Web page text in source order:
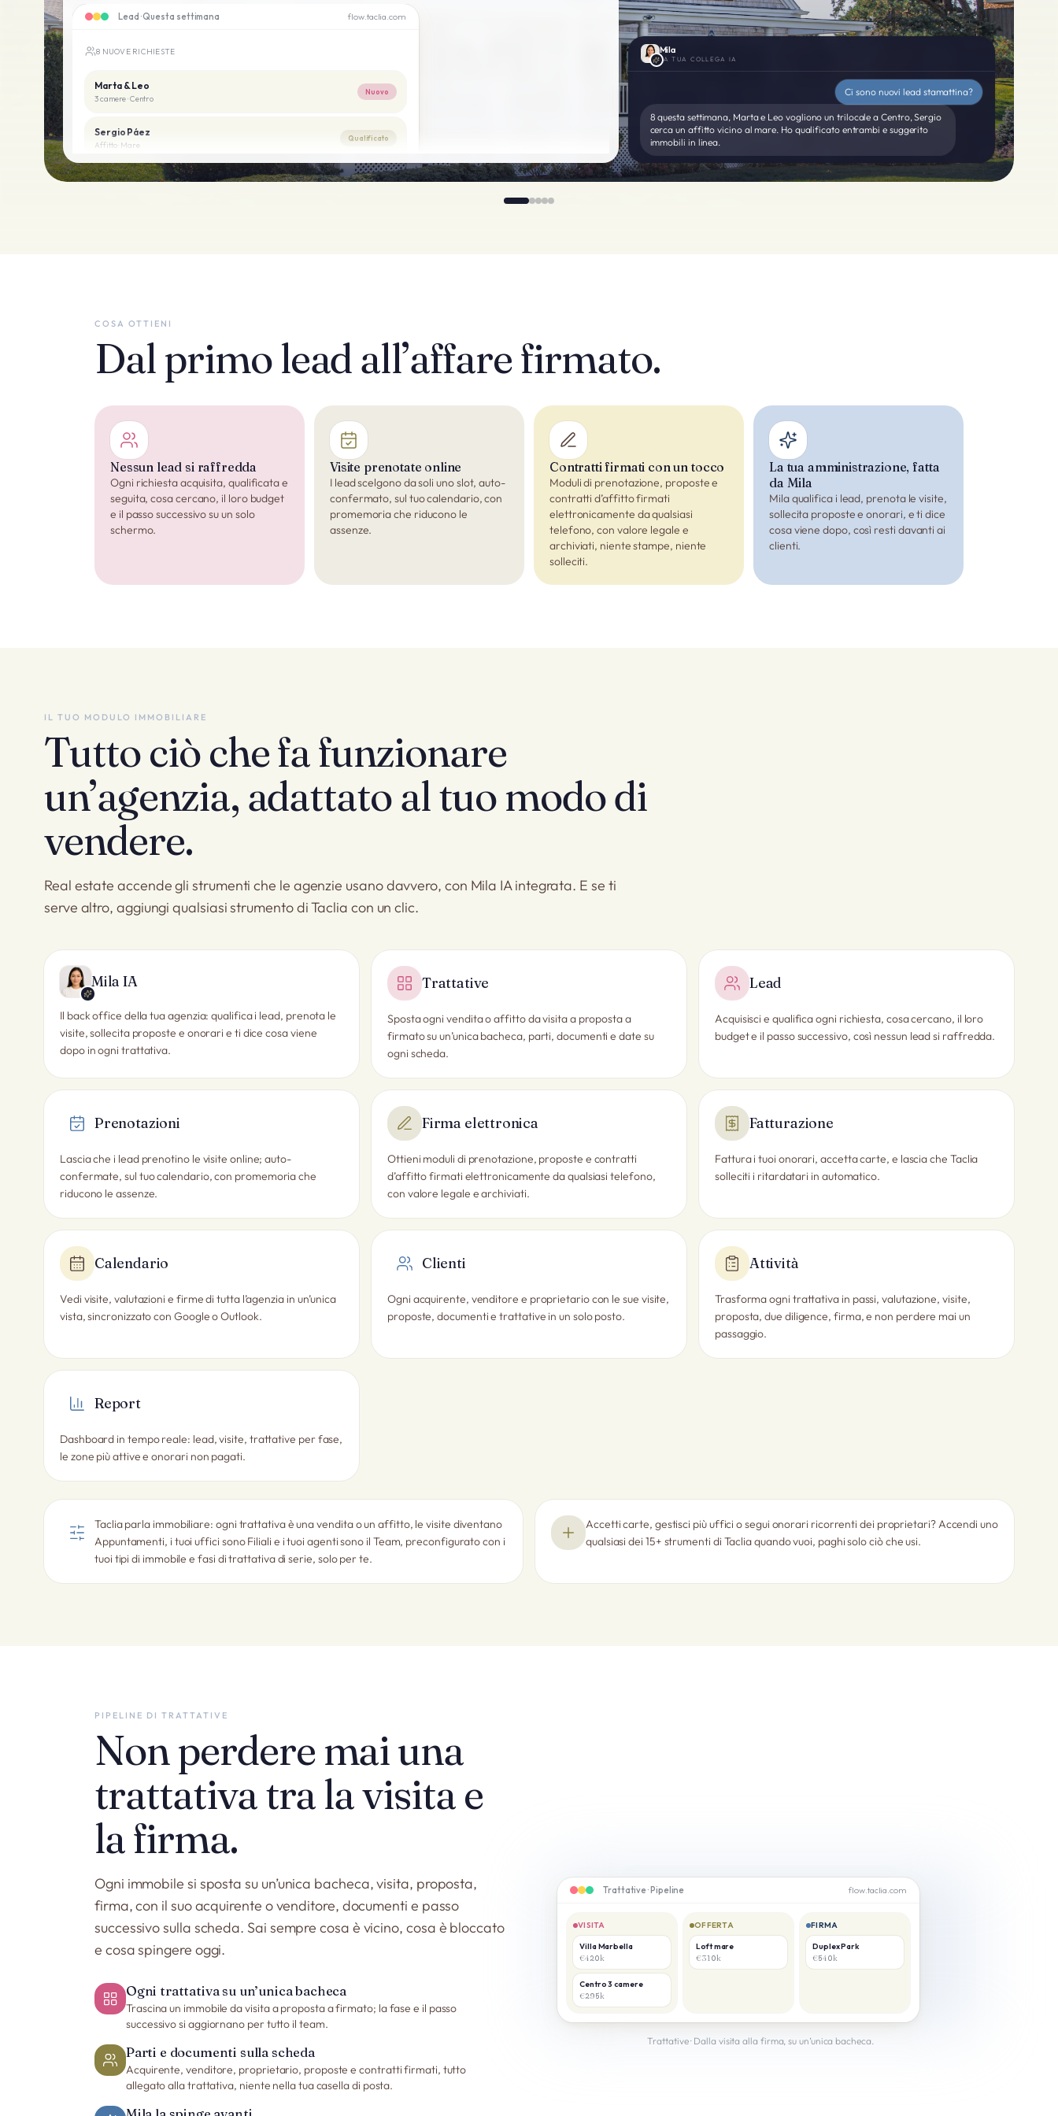
Lead · Questa settimana flow.taclia.com
8 NUOVE RICHIESTE
Marta & Leo
3 camere · Centro
Nuovo
Sergio Páez
Affitto · Mare
Qualificato
Nadia K.
Visita prenotata
Mila
LA TUA COLLEGA IA
Ci sono nuovi lead stamattina?
8 questa settimana, Marta e Leo vogliono un trilocale a Centro, Sergio
cerca un affitto vicino al mare. Ho qualificato entrambi e suggerito
immobili in linea.
COSA OTTIENI
Dal primo lead all’affare firmato.
Nessun lead si raffredda
Ogni richiesta acquisita, qualificata e
seguita, cosa cercano, il loro budget
e il passo successivo su un solo
schermo.
Visite prenotate online
I lead scelgono da soli uno slot, auto-
confermato, sul tuo calendario, con
promemoria che riducono le
assenze.
Contratti firmati con un tocco
Moduli di prenotazione, proposte e
contratti d’affitto firmati
elettronicamente da qualsiasi
telefono, con valore legale e
archiviati, niente stampe, niente
solleciti.
La tua amministrazione, fatta
da Mila
Mila qualifica i lead, prenota le visite,
sollecita proposte e onorari, e ti dice
cosa viene dopo, così resti davanti ai
clienti.
IL TUO MODULO IMMOBILIARE
Tutto ciò che fa funzionare
un’agenzia, adattato al tuo modo di
vendere.
Real estate accende gli strumenti che le agenzie usano davvero, con Mila IA integrata. E se ti
serve altro, aggiungi qualsiasi strumento di Taclia con un clic.
Mila IA
Il back office della tua agenzia: qualifica i lead, prenota le
visite, sollecita proposte e onorari e ti dice cosa viene
dopo in ogni trattativa.
Trattative
Sposta ogni vendita o affitto da visita a proposta a
firmato su un’unica bacheca, parti, documenti e date su
ogni scheda.
Lead
Acquisisci e qualifica ogni richiesta, cosa cercano, il loro
budget e il passo successivo, così nessun lead si raffredda.
Prenotazioni
Lascia che i lead prenotino le visite online; auto-
confermate, sul tuo calendario, con promemoria che
riducono le assenze.
Firma elettronica
Ottieni moduli di prenotazione, proposte e contratti
d’affitto firmati elettronicamente da qualsiasi telefono,
con valore legale e archiviati.
Fatturazione
Fattura i tuoi onorari, accetta carte, e lascia che Taclia
solleciti i ritardatari in automatico.
Calendario
Vedi visite, valutazioni e firme di tutta l’agenzia in un’unica
vista, sincronizzato con Google o Outlook.
Clienti
Ogni acquirente, venditore e proprietario con le sue visite,
proposte, documenti e trattative in un solo posto.
Attività
Trasforma ogni trattativa in passi, valutazione, visite,
proposta, due diligence, firma, e non perdere mai un
passaggio.
Report
Dashboard in tempo reale: lead, visite, trattative per fase,
le zone più attive e onorari non pagati.
Taclia parla immobiliare: ogni trattativa è una vendita o un affitto, le visite diventano
Appuntamenti, i tuoi uffici sono Filiali e i tuoi agenti sono il Team, preconfigurato con i
tuoi tipi di immobile e fasi di trattativa di serie, solo per te.
Accetti carte, gestisci più uffici o segui onorari ricorrenti dei proprietari? Accendi uno
qualsiasi dei 15+ strumenti di Taclia quando vuoi, paghi solo ciò che usi.
PIPELINE DI TRATTATIVE
Non perdere mai una
trattativa tra la visita e
la firma.
Ogni immobile si sposta su un’unica bacheca, visita, proposta,
firma, con il suo acquirente o venditore, documenti e passo
successivo sulla scheda. Sai sempre cosa è vicino, cosa è bloccato
e cosa spingere oggi.
Ogni trattativa su un’unica bacheca
Trascina un immobile da visita a proposta a firmato; la fase e il passo
successivo si aggiornano per tutto il team.
Parti e documenti sulla scheda
Acquirente, venditore, proprietario, proposte e contratti firmati, tutto
allegato alla trattativa, niente nella tua casella di posta.
Trattative · Pipeline flow.taclia.com
VISITA
Villa Marbella
€420k
Centro 3 camere
€295k
OFFERTA
Loft mare
€310k
FIRMA
Duplex Park
€540k
Trattative · Dalla visita alla firma, su un’unica bacheca.